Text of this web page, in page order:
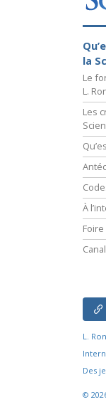
la
Le
L.
Les
À
L.
Des
©